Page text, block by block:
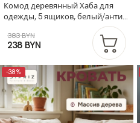
Комод деревянный Хаба для
одежды, 5 ящиков, белый/антик,
из массива сосны, 75х80х35 см
383 BYN
238 BYN
-38%